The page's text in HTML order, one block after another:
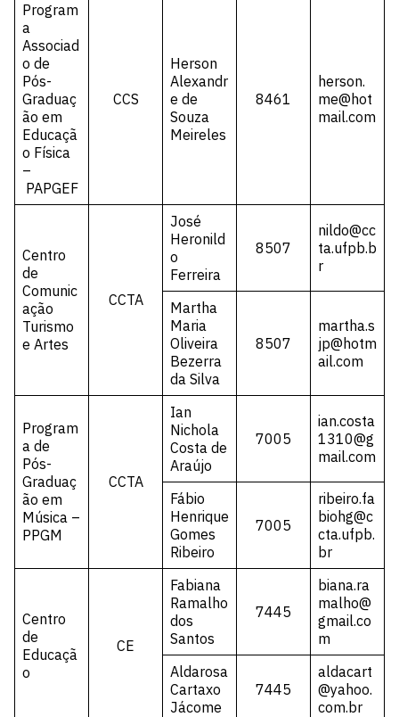
Program
a
Associad
o de
Pós-
Graduaç
ão em
Educaçã
o Física
–
PAPGEF
CCS
Herson
Alexandr
e de
Souza
Meireles
8461
herson.
me@hot
mail.com
Centro
de
Comunic
ação
Turismo
e Artes
CCTA
José
Heronild
o
Ferreira
8507
nildo@cc
ta.ufpb.b
r
Martha
Maria
Oliveira
Bezerra
da Silva
8507
martha.s
jp@hotm
ail.com
Program
a de
Pós-
Graduaç
ão em
Música –
PPGM
CCTA
Ian
Nichola
Costa de
Araújo
7005
ian.costa
1310@g
mail.com
Fábio
Henrique
Gomes
Ribeiro
7005
ribeiro.fa
biohg@c
cta.ufpb.
br
Centro
de
Educaçã
o
CE
Fabiana
Ramalho
dos
Santos
7445
biana.ra
malho@
gmail.co
m
Aldarosa
Cartaxo
Jácome
7445
aldacart
@yahoo.
com.br